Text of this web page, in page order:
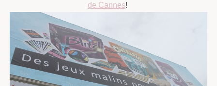
de Cannes!